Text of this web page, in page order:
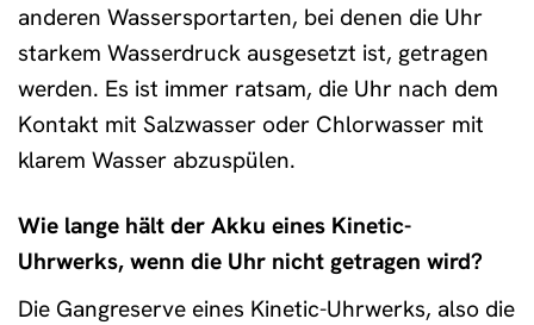
anderen Wassersportarten, bei denen die Uhr
starkem Wasserdruck ausgesetzt ist, getragen
werden. Es ist immer ratsam, die Uhr nach dem
Kontakt mit Salzwasser oder Chlorwasser mit
klarem Wasser abzuspülen.
Wie lange hält der Akku eines Kinetic-
Uhrwerks, wenn die Uhr nicht getragen wird?
Die Gangreserve eines Kinetic-Uhrwerks, also die